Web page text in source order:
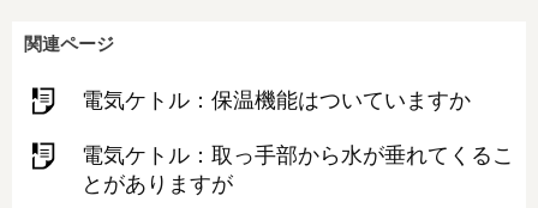
関連ページ
電気ケトル：保温機能はついていますか
電気ケトル：取っ手部から水が垂れてくるこ
とがありますが